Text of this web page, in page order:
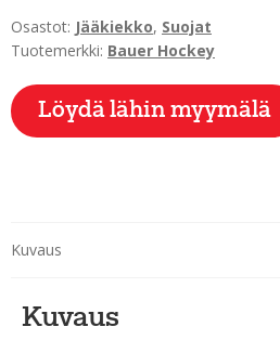
Osastot: Jääkiekko, Suojat
Tuotemerkki: Bauer Hockey
Löydä lähin myymälä
Kuvaus
Kuvaus